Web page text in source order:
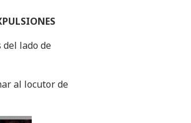
del lado de
al locutor de